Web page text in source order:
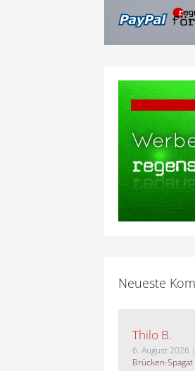
Neueste
Thilo B.
6. August 2026 |
Brücken-